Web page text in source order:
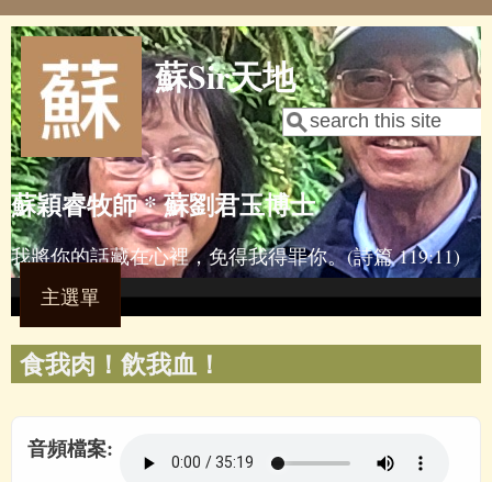
Skip to main content
蘇Sir天地
Search form
Search
蘇穎睿牧師 * 蘇劉君玉博士
我將你的話藏在心裡，免得我得罪你。(詩篇 119:11)
主選單
食我肉！飲我血！
音頻檔案: